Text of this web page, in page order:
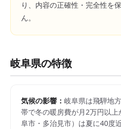
り、内容の正確性・完全性を
ん。
岐阜県の特徴
気候の影響： 岐阜県は飛騨地
帯で冬の暖房費が月2万円以
阜市・多治見市）は夏に40度